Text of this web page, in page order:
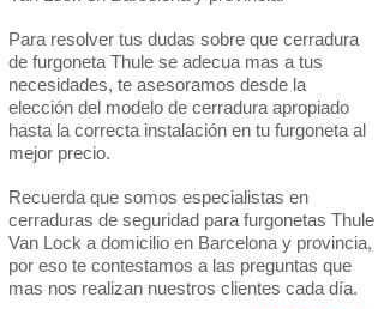
Para resolver tus dudas sobre que cerradura
de furgoneta Thule se adecua mas a tus
necesidades, te asesoramos desde la
elección del modelo de cerradura apropiado
hasta la correcta instalación en tu furgoneta al
mejor precio.
Recuerda que somos especialistas en
cerraduras de seguridad para furgonetas Thule
Van Lock a domicilio en Barcelona y provincia,
por eso te contestamos a las preguntas que
mas nos realizan nuestros clientes cada día.